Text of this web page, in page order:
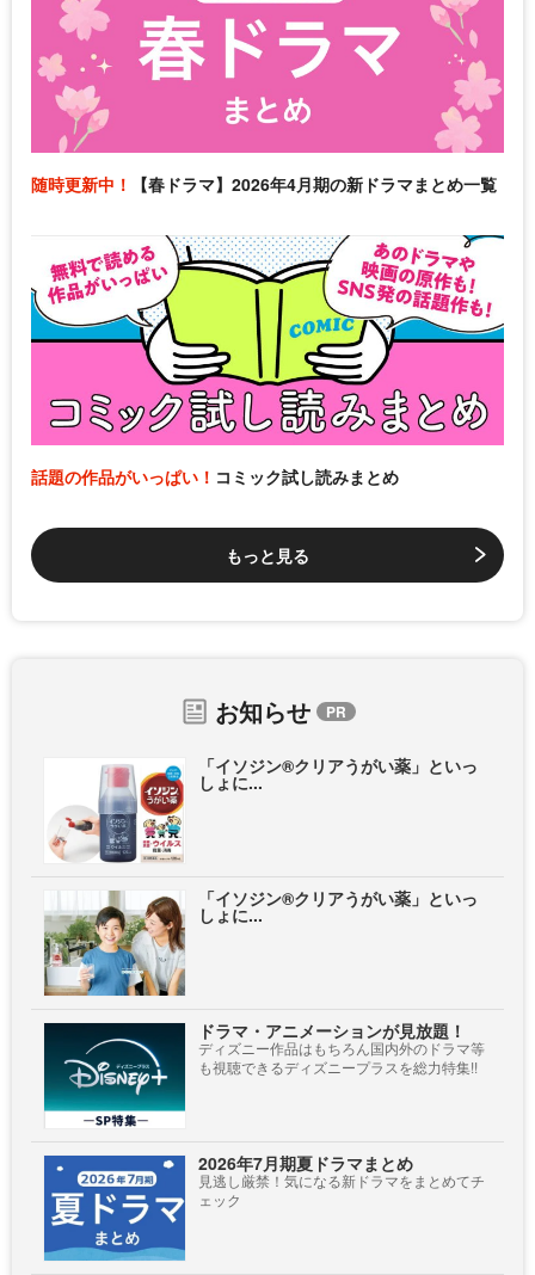
随時更新中！ 【春ドラマ】2026年4月期の新ドラマまとめ一覧
話題の作品がいっぱい！ コミック試し読みまとめ
もっと見る
お知らせ
「イソジン®クリアうがい薬」といっ
しょに...
「イソジン®クリアうがい薬」といっ
しょに...
ドラマ・アニメーションが見放題！
ディズニー作品はもちろん国内外のドラマ等
も視聴できるディズニープラスを総力特集!!
2026年7月期夏ドラマまとめ
見逃し厳禁！気になる新ドラマをまとめてチ
ェック